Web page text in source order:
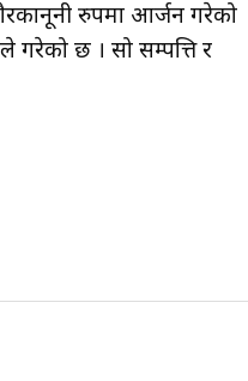
रुपमा आर्जन गरेको
गरेको छ । सो सम्पत्ति र